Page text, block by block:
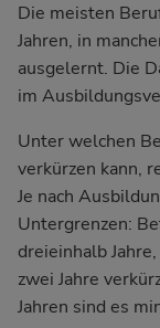
Die meisten
Jahren, in
ausgelernt. Die
im
Unter welchen
verkürzen kann,
Je nach
Untergrenzen:
dreieinhalb
zwei Jahre
Jahren sind es